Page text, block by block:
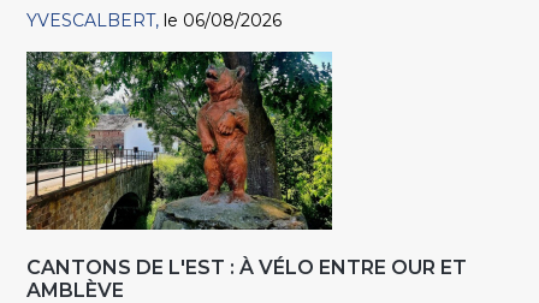
YVESCALBERT le 06/08/2026
CANTONS DE L'EST : À VÉLO ENTRE OUR ET
AMBLÈVE